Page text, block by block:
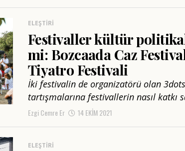
ELEŞTIRI
Festivaller kültür
mi: Bozcaada Caz
Tiyatro Festivali
İki festivalin de organizatörü olan
tartışmalarına festivallerin nasıl katkı
Ezgi Cemre Er 14 EKIM 2021
ELEŞTIRI